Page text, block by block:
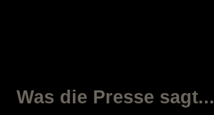
Was die Presse sagt...